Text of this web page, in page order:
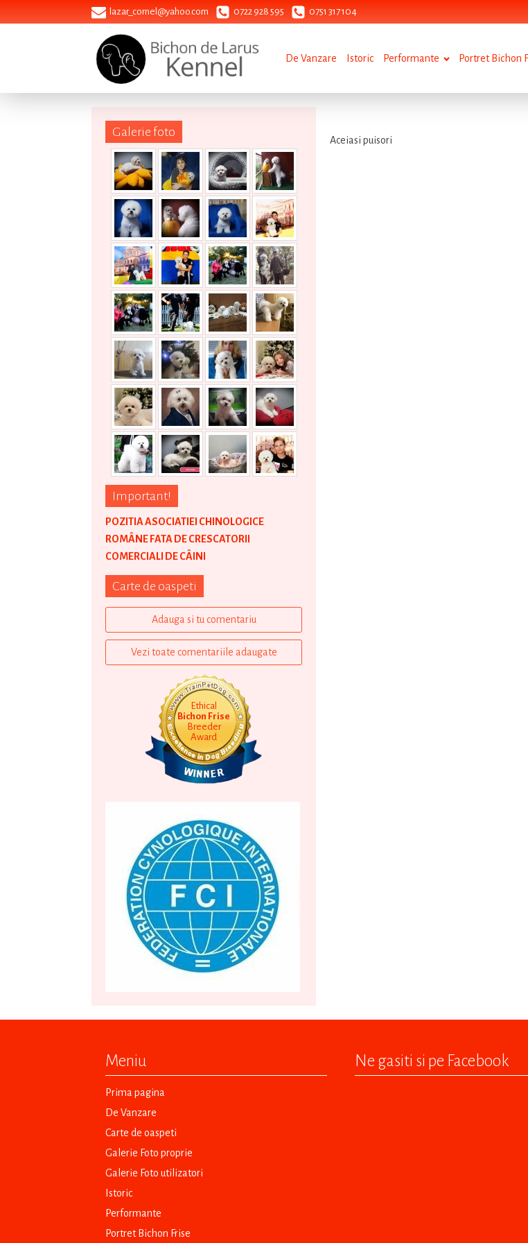
lazar_cornel@yahoo.com 0722 928 595 0751 317 104
De Vanzare Istoric Performante Portret Bichon
Galerie foto
Important!
POZITIA ASOCIATIEI CHINOLOGICE
ROMÂNE FATA DE CRESCATORII
COMERCIALI DE CÂINI
Carte de oaspeti
Adauga si tu comentariu
Vezi toate comentariile adaugate
Ethical
Bichon Frise
Breeder
Award
Aceiasi puisori
Meniu
Prima pagina
De Vanzare
Carte de oaspeti
Galerie Foto proprie
Galerie Foto utilizatori
Istoric
Performante
Portret Bichon Frise
Ne gasiti si pe Facebook